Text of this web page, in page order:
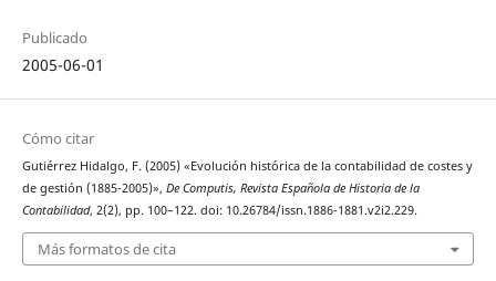
Publicado
2005-06-01
Cómo citar
Gutiérrez Hidalgo, F. (2005) «Evolución histórica de la contabilidad de costes y
de gestión (1885-2005)», De Computis, Revista Española de Historia de la
Contabilidad, 2(2), pp. 100–122. doi: 10.26784/issn.1886-1881.v2i2.229.
Más formatos de cita